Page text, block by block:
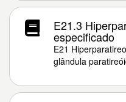
E21.3
especificado
E21
glândula